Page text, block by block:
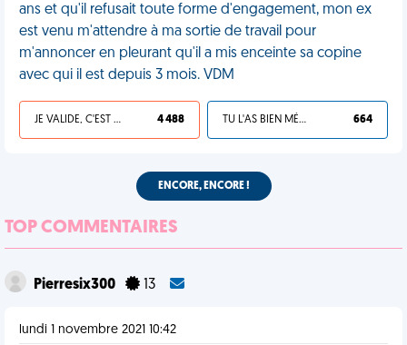
ans et qu'il refusait toute forme d'engagement, mon ex
est venu m'attendre à ma sortie de travail pour
m'annoncer en pleurant qu'il a mis enceinte sa copine
avec qui il est depuis 3 mois. VDM
JE VALIDE, C'EST UNE VDM 4 488 TU L'AS BIEN MÉRITÉ 664
ENCORE, ENCORE !
TOP COMMENTAIRES
Pierresix300 13
lundi 1 novembre 2021 10:42